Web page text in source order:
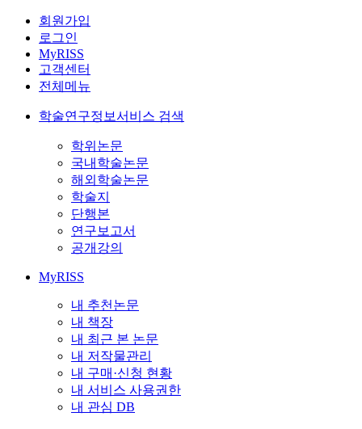
회원가입
로그인
MyRISS
고객센터
전체메뉴
학술연구정보서비스 검색
학위논문
국내학술논문
해외학술논문
학술지
단행본
연구보고서
공개강의
MyRISS
내 추천논문
내 책장
내 최근 본 논문
내 저작물관리
내 구매·신청 현황
내 서비스 사용권한
내 관심 DB